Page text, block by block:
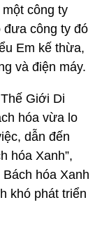
công ty
đưa công ty đó
Em kế thừa,
và điện máy.
Giới Di
hóa vừa lo
dẫn đến
hóa Xanh”,
hóa Xanh
khó phát triển